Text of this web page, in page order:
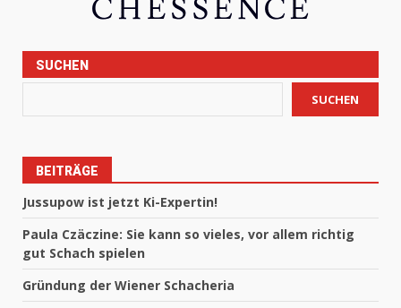
SUCHEN
SUCHEN
BEITRÄGE
Jussupow ist jetzt Ki-Expertin!
Paula Czäczine: Sie kann so vieles, vor allem richtig
gut Schach spielen
Gründung der Wiener Schacheria